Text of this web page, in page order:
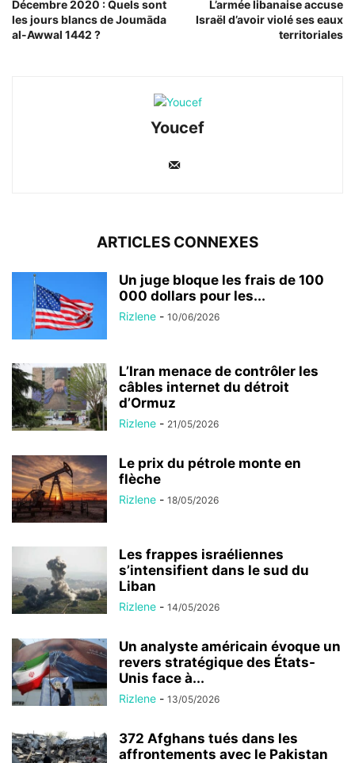
Décembre 2020 : Quels sont
les jours blancs de Joumāda
al-Awwal 1442 ?
L’armée libanaise accuse
Israël d’avoir violé ses eaux
territoriales
Youcef
ARTICLES CONNEXES
Un juge bloque les frais de 100
000 dollars pour les...
Rizlene - 10/06/2026
L’Iran menace de contrôler les
câbles internet du détroit
d’Ormuz
Rizlene - 21/05/2026
Le prix du pétrole monte en
flèche
Rizlene - 18/05/2026
Les frappes israéliennes
s’intensifient dans le sud du
Liban
Rizlene - 14/05/2026
Un analyste américain évoque un
revers stratégique des États-
Unis face à...
Rizlene - 13/05/2026
372 Afghans tués dans les
affrontements avec le Pakistan